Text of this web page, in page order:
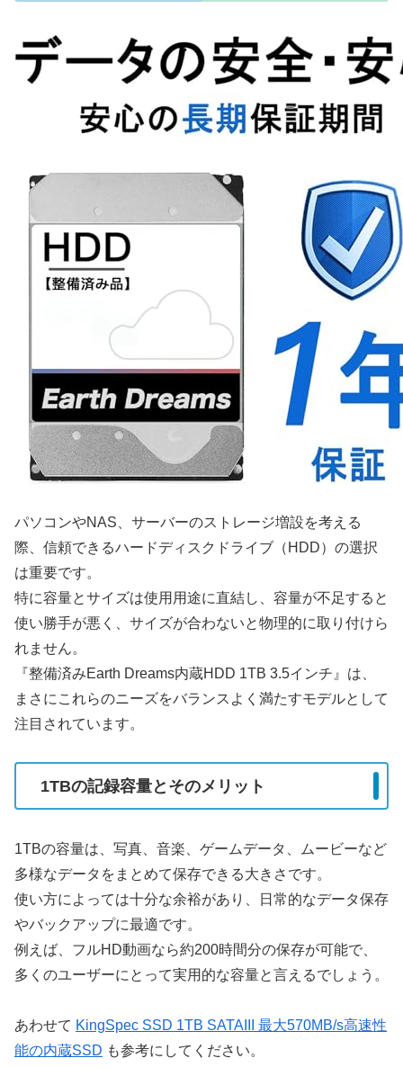
パソコンやNAS、サーバーのストレージ増設を考える
際、信頼できるハードディスクドライブ（HDD）の選択
は重要です。
特に容量とサイズは使用用途に直結し、容量が不足すると
使い勝手が悪く、サイズが合わないと物理的に取り付けら
れません。
『整備済みEarth Dreams内蔵HDD 1TB 3.5インチ』は、
まさにこれらのニーズをバランスよく満たすモデルとして
注目されています。
1TBの記録容量とそのメリット
1TBの容量は、写真、音楽、ゲームデータ、ムービーなど
多様なデータをまとめて保存できる大きさです。
使い方によっては十分な余裕があり、日常的なデータ保存
やバックアップに最適です。
例えば、フルHD動画なら約200時間分の保存が可能で、
多くのユーザーにとって実用的な容量と言えるでしょう。
あわせて KingSpec SSD 1TB SATAIII 最大570MB/s高速性
能の内蔵SSD も参考にしてください。